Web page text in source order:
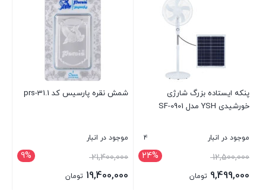
پنکه ایستاده بزرگ شارژی
خورشیدی YSH مدل SF-0901
موجود در انبار 4
24% 12,500,000قیمت
اصلی: 9,499,000 تومان
شمش نقره پارسیس کد prs-31.1
موجود در انبار
9% 21,400,000
19,400,000 تومان